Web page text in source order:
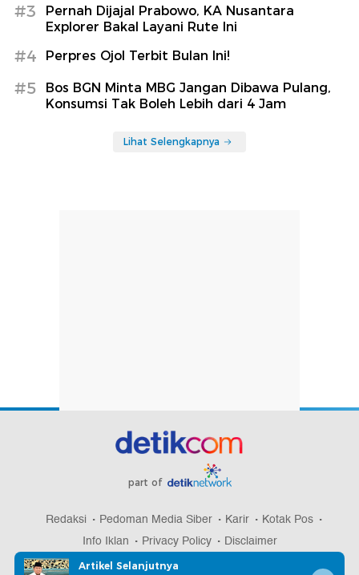
#3
Pernah Dijajal Prabowo, KA Nusantara
Explorer Bakal Layani Rute Ini
#4 Perpres Ojol Terbit Bulan Ini!
#5
Bos BGN Minta MBG Jangan Dibawa Pulang,
Konsumsi Tak Boleh Lebih dari 4 Jam
Lihat Selengkapnya
part of
Redaksi Pedoman Media Siber Karir
Kotak Pos
Info Iklan
Privacy Policy Disclaimer
Artikel Selanjutnya